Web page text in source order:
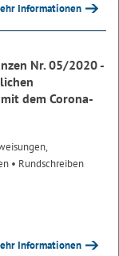
Informationen
Nr. 05/2020 -
dem Corona-
• Rundschreiben
Informationen